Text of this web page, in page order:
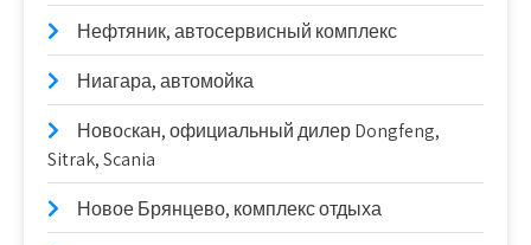
Нефтяник, автосервисный комплекс
Ниагара, автомойка
Новоcкан, официальный дилер Dongfeng,
Sitrak, Scania
Новое Брянцево, комплекс отдыха